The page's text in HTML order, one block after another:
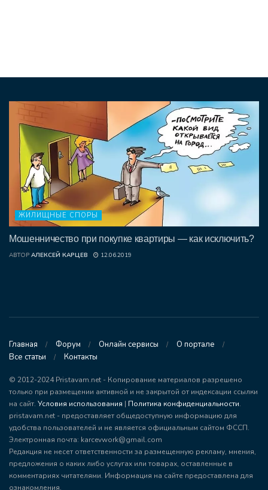
ЖИЛИЩНЫЕ СПОРЫ
Мошенничество при покупке квартиры — как исключить?
АВТОР АЛЕКСЕЙ КАРЦЕВ 12.06.2019
Главная Форум Онлайн сервисы
О портале
Все статьи
Контакты
© 2012-2024 Pristavam.net - Копирование материалов разрешено
только при размещении активной и не закрытой от индексации ссылки
на сайт. Условия использования | Политика конфиденциальности.
pristavam.net - предоставляет общедоступную информацию для
удобства пользователей и не является официальным сайтом ФССП.
Электронная почта: karcevwork@gmail.com
Редакция не несет ответственности за размещенную рекламу, мнения,
предложения о каких либо услугах или товарах, оставленные в
комментариях читателями. Информация на сайте предоставлена для
ознакомления.